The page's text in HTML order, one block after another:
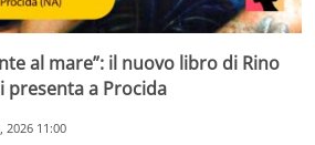
al mare”: il nuovo libro di Rino
presenta a Procida
2026 11:00